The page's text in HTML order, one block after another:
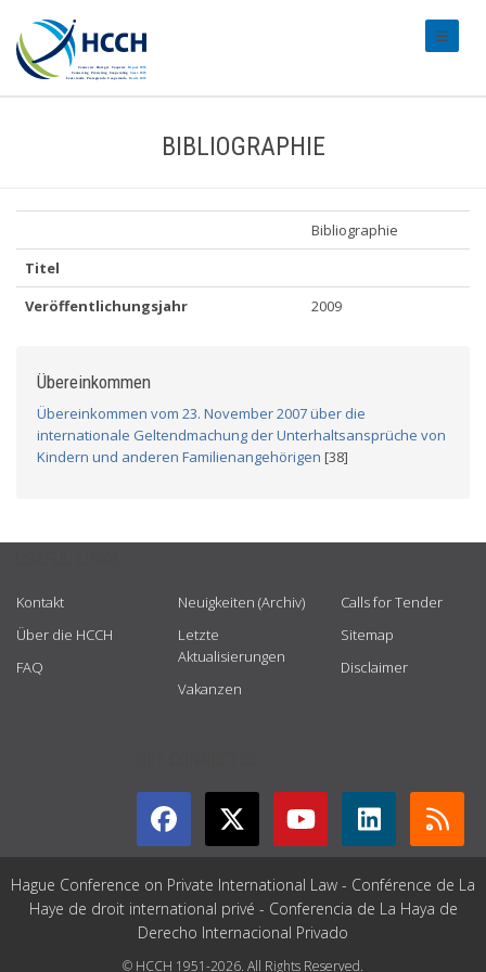
BIBLIOGRAPHIE
Bibliographie
Titel
Veröffentlichungsjahr
2009
Übereinkommen
Übereinkommen vom 23. November 2007 über die
internationale Geltendmachung der Unterhaltsansprüche von
Kindern und anderen Familienangehörigen [38]
Kontakt
Über die HCCH
FAQ
Neuigkeiten (Archiv)
Letzte
Aktualisierungen
Vakanzen
Calls for Tender
Sitemap
Disclaimer
Hague Conference on Private International Law - Conférence de La
Haye de droit international privé - Conferencia de La Haya de
Derecho Internacional Privado
© HCCH 1951-2026. All Rights Reserved.